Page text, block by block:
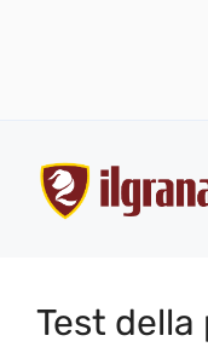
contenuto
Test